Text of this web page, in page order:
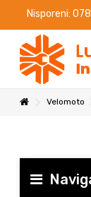
Nisporeni:
Velomoto